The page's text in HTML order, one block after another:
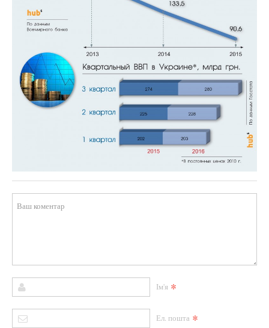
Ім'я *
Ел. пошта *